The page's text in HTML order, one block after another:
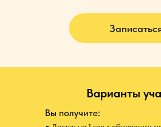
Вы получите:
Варианты